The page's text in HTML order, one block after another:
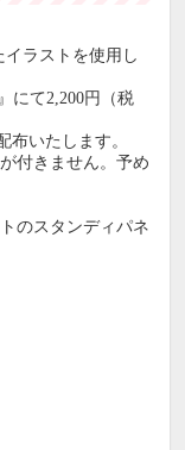
イラストを使用し
にて2,200円（税
布いたします。
付きません。予め
のスタンディパネ